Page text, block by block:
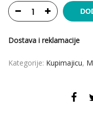
Dostava i reklamacije
Kategorije: Kupimajicu,